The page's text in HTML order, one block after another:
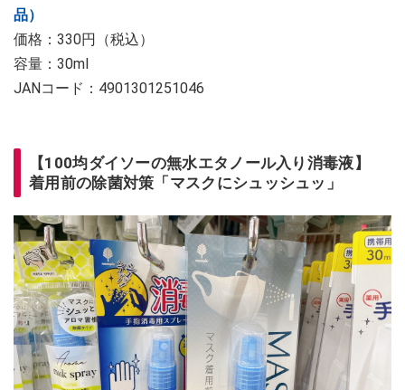
品）
価格：330円（税込）
容量：30ml
JANコード：4901301251046
【100均ダイソーの無水エタノール入り消毒液】
着用前の除菌対策「マスクにシュッシュッ」